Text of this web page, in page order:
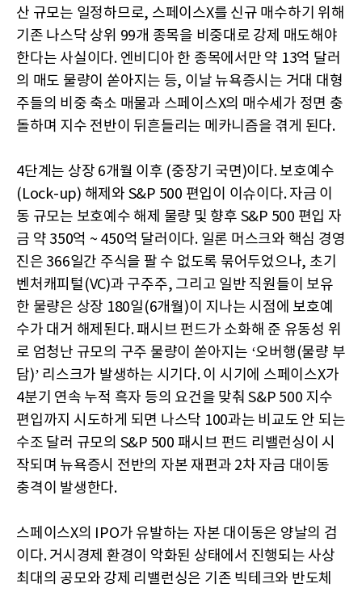
산 규모는 일정하므로, 스페이스X를 신규 매수하기 위해
기존 나스닥 상위 99개 종목을 비중대로 강제 매도해야
한다는 사실이다. 엔비디아 한 종목에서만 약 13억 달러
의 매도 물량이 쏟아지는 등, 이날 뉴욕증시는 거대 대형
주들의 비중 축소 매물과 스페이스X의 매수세가 정면 충
돌하며 지수 전반이 뒤흔들리는 메카니즘을 겪게 된다.
4단계는 상장 6개월 이후 (중장기 국면)이다. 보호예수
(Lock-up) 해제와 S&P 500 편입이 이슈이다. 자금 이
동 규모는 보호예수 해제 물량 및 향후 S&P 500 편입 자
금 약 350억 ~ 450억 달러이다. 일론 머스크와 핵심 경영
진은 366일간 주식을 팔 수 없도록 묶어두었으나, 초기
벤처캐피털(VC)과 구주주, 그리고 일반 직원들이 보유
한 물량은 상장 180일(6개월)이 지나는 시점에 보호예
수가 대거 해제된다. 패시브 펀드가 소화해 준 유동성 위
로 엄청난 규모의 구주 물량이 쏟아지는 ‘오버행(물량 부
담)’ 리스크가 발생하는 시기다. 이 시기에 스페이스X가
4분기 연속 누적 흑자 등의 요건을 맞춰 S&P 500 지수
편입까지 시도하게 되면 나스닥 100과는 비교도 안 되는
수조 달러 규모의 S&P 500 패시브 펀드 리밸런싱이 시
작되며 뉴욕증시 전반의 자본 재편과 2차 자금 대이동
충격이 발생한다.
스페이스X의 IPO가 유발하는 자본 대이동은 양날의 검
이다. 거시경제 환경이 악화된 상태에서 진행되는 사상
최대의 공모와 강제 리밸런싱은 기존 빅테크와 반도체